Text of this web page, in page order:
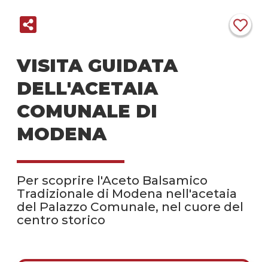
VISITA GUIDATA
DELL'ACETAIA
COMUNALE DI
MODENA
Per scoprire l'Aceto Balsamico
Tradizionale di Modena nell'acetaia
del Palazzo Comunale, nel cuore del
centro storico